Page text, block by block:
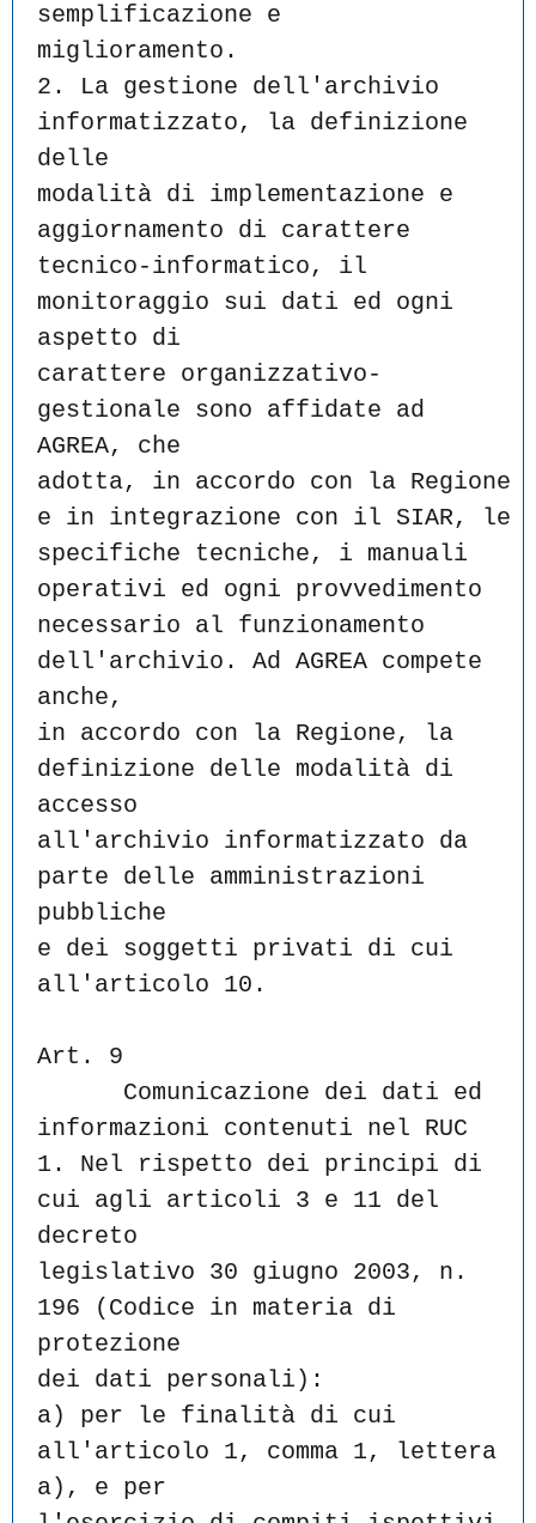
semplificazione e
miglioramento.
2. La gestione dell'archivio
informatizzato, la definizione
delle
modalità di implementazione e
aggiornamento di carattere
tecnico-informatico, il
monitoraggio sui dati ed ogni
aspetto di
carattere organizzativo-
gestionale sono affidate ad
AGREA, che
adotta, in accordo con la Regione
e in integrazione con il SIAR, le
specifiche tecniche, i manuali
operativi ed ogni provvedimento
necessario al funzionamento
dell'archivio. Ad AGREA compete
anche,
in accordo con la Regione, la
definizione delle modalità di
accesso
all'archivio informatizzato da
parte delle amministrazioni
pubbliche
e dei soggetti privati di cui
all'articolo 10.
Art. 9
informazioni contenuti nel RUC
1. Nel rispetto dei principi di
cui agli articoli 3 e 11 del
decreto
legislativo 30 giugno 2003, n.
196 (Codice in materia di
protezione
dei dati personali):
a) per le finalità di cui
all'articolo 1, comma 1, lettera
a), e per